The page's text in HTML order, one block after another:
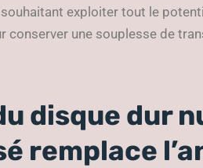
exploiter tout le
conserver une souplesse de
disque dur
remplace